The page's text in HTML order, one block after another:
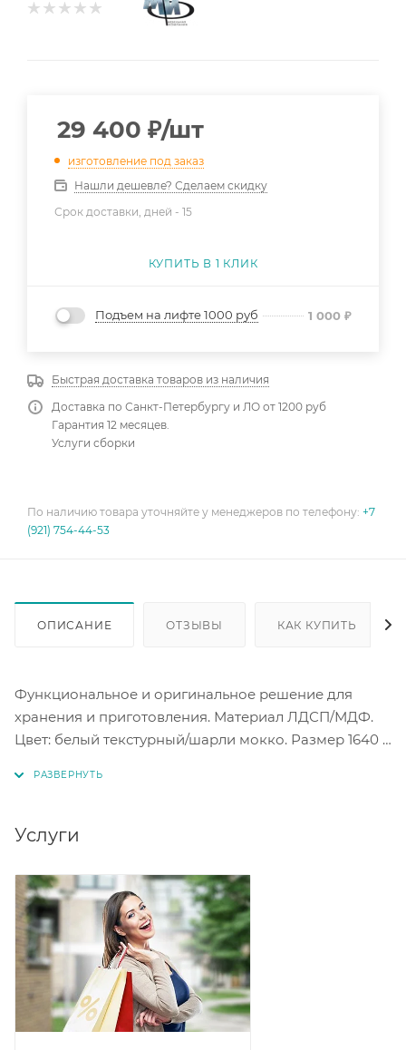
29 400 ₽/шт
изготовление под заказ
Нашли дешевле? Сделаем скидку
Срок доставки, дней - 15
КУПИТЬ В 1 КЛИК
Подъем на лифте 1000 руб 1 000 ₽
Быстрая доставка товаров из наличия
Доставка по Санкт-Петербургу и ЛО от 1200 руб
Гарантия 12 месяцев.
Услуги сборки
По наличию товара уточняйте у менеджеров по телефону: +7
(921) 754-44-53
ОПИСАНИЕ ОТЗЫВЫ КАК КУПИТЬ
Функциональное и оригинальное решение для
хранения и приготовления. Материал ЛДСП/МДФ.
Цвет: белый текстурный/шарли мокко. Размер 1640 ×
Услуги